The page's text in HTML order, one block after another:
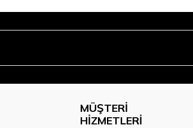
MÜŞTERI
HIZMETLERI